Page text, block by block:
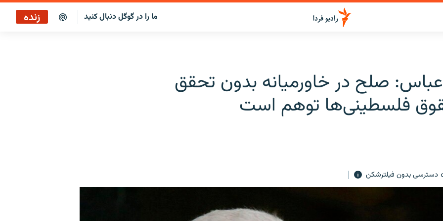
ما را در گوگل دنبال کنید زنده
صلح در خاورمیانه بدون تحقق
فلسطینی‌ها توهم است
دسترسی بدون فیلترشکن